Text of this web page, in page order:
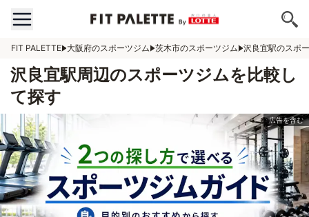
FIT PALETTE 大阪府のスポーツジム 茨木市のスポーツジム 沢良宜駅のスポ
沢良宜駅周辺のスポーツジムを比較し
て探す